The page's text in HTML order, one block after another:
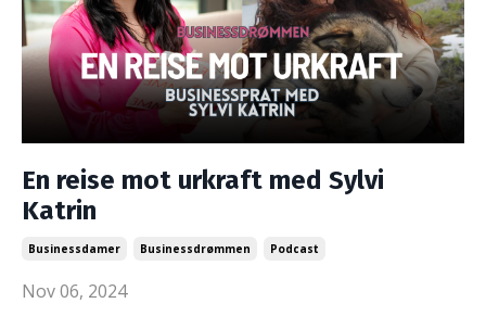
En reise mot urkraft med Sylvi
Katrin
Businessdamer Businessdrømmen Podcast
Nov 06, 2024